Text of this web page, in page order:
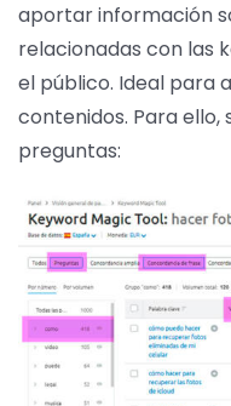
aportar información
relacionadas con las
el público. Ideal para
contenidos. Para
preguntas: